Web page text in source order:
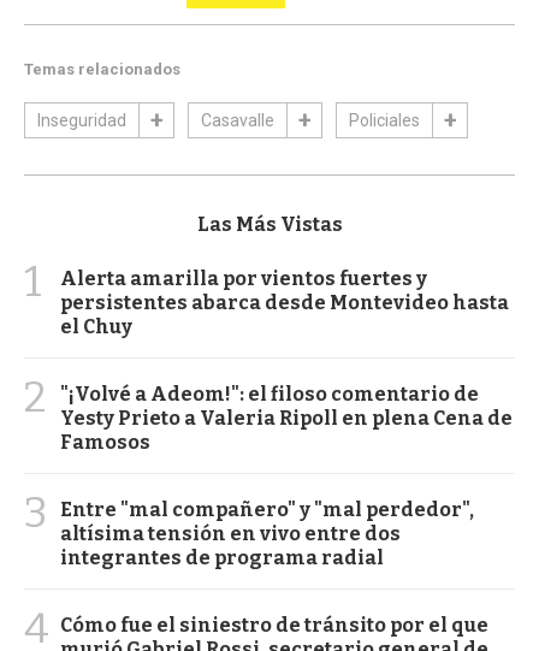
Temas relacionados
Inseguridad Casavalle Policiales
Las Más Vistas
1
Alerta amarilla por vientos fuertes y
persistentes abarca desde Montevideo hasta
el Chuy
2
"¡Volvé a Adeom!": el filoso comentario de
Yesty Prieto a Valeria Ripoll en plena Cena de
Famosos
3
Entre "mal compañero" y "mal perdedor",
altísima tensión en vivo entre dos
integrantes de programa radial
4 Cómo fue el siniestro de tránsito por el que